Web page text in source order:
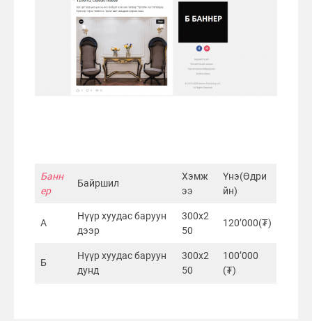
Банн
ер
Байршил
Хэмж
ээ
Үнэ(Өдри
йн)
А
Нүүр хуудас баруун
дээр
300х2
50
120’000(₮)
Б
Нүүр хуудас баруун
дунд
300х2
50
100’000
(₮)